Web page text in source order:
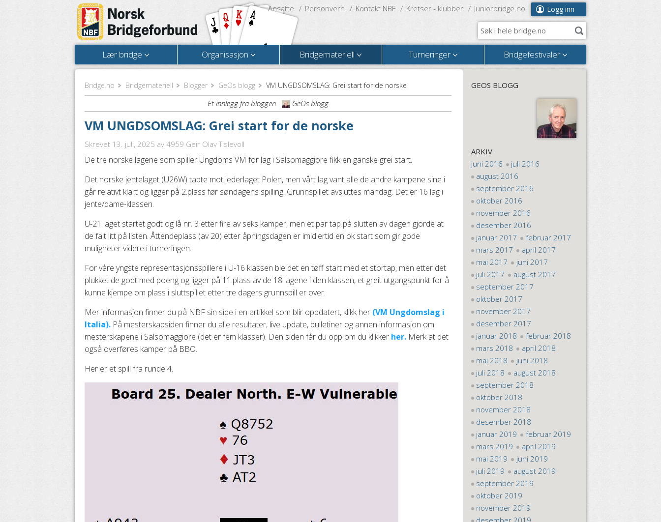
Logg inn
Ansatte Personvern Kontakt NBF Kretser - klubber Juniorbridge.no
Lær bridge Organisasjon Bridgemateriell Turneringer Bridgefestivaler
Bridge.no Bridgemateriell Blogger GeOs blogg VM UNGDSOMSLAG: Grei start for de norske
Et innlegg fra bloggen GeOs blogg
VM UNGDSOMSLAG: Grei start for de norske
Skrevet 13. juli, 2025 av 4959 Geir Olav Tislevoll
De tre norske lagene som spiller Ungdoms VM for lag i Salsomaggiore fikk en ganske grei start.
Det norske jentelaget (U26W) tapte mot lederlaget Polen, men vårt lag vant alle de andre kampene sine i
går relativt klart og ligger på 2.plass før søndagens spilling. Grunnspillet avsluttes mandag. Det er 16 lag i
jente/dame-klassen.
U-21 laget startet godt og lå nr. 3 etter fire av seks kamper, men et par tap på slutten av dagen gjorde at
de falt litt på listen. Åttendeplass (av 20) etter åpningsdagen er imidlertid en ok start som gir gode
muligheter videre i turneringen.
For våre yngste representasjonsspillere i U-16 klassen ble det en tøff start med et stortap, men etter det
plukket de godt med poeng og ligger på 11.plass av de 18 lagene i den klassen, et greit utgangspunkt for å
kunne kjempe om plass i sluttspillet etter tre dagers grunnspill er over.
Mer informasjon finner du på NBF sin side i en artikkel som blir oppdatert, klikk her (VM Ungdomslag i
Italia). På mesterskapsiden finner du alle resultater, live update, bulletiner og annen informasjon om
mesterskapene i Salsomaggiore (det er fem klasser). Den siden får du opp om du klikker her. Merk at det
også overføres kamper på BBO.
Her er et spill fra runde 4.
GEOS BLOGG
ARKIV
juni 2016
juli 2016
august 2016
september 2016
oktober 2016
november 2016
desember 2016
januar 2017
februar 2017
mars 2017
april 2017
mai 2017
juni 2017
juli 2017
august 2017
september 2017
oktober 2017
november 2017
desember 2017
januar 2018
februar 2018
mars 2018
april 2018
mai 2018
juni 2018
juli 2018
august 2018
september 2018
oktober 2018
november 2018
desember 2018
januar 2019
februar 2019
mars 2019
april 2019
mai 2019
juni 2019
juli 2019
august 2019
september 2019
oktober 2019
november 2019
desember 2019